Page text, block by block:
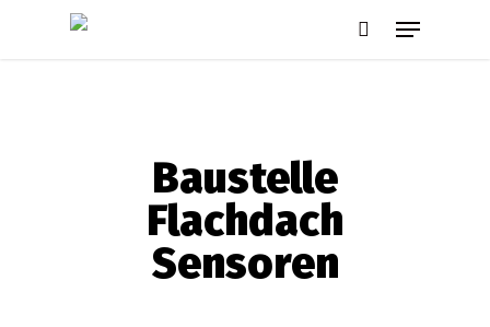
Menu
Baustelle
Flachdach
Sensoren